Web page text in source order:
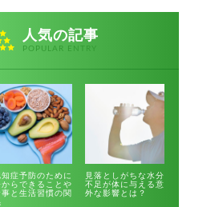
人気の記事
POPULAR ENTRY
知症予防のために
からできることや
事と生活習慣の関
見落としがちな水分
不足が体に与える意
外な影響とは？